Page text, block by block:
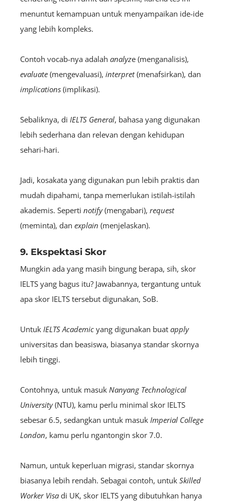
menuntut kemampuan untuk menyampaikan ide-ide
yang lebih kompleks.
Contoh vocab-nya adalah analyze (menganalisis),
evaluate (mengevaluasi), interpret(menafsirkan), dan
implications (implikasi).
Sebaliknya, di IELTS General, bahasa yang digunakan
lebih sederhana dan relevan dengan kehidupan
sehari-hari.
Jadi, kosakata yang digunakan pun lebih praktis dan
mudah dipahami, tanpa memerlukan istilah-istilah
akademis. Seperti notify(mengabari), request
(meminta), dan explain (menjelaskan).
9. Ekspektasi Skor
Mungkin ada yang masih bingung berapa, sih, skor
IELTS yang bagus itu? Jawabannya, tergantung untuk
apa skor IELTS tersebut digunakan, SoB.
Untuk IELTS Academic yang digunakan buat apply
universitas dan beasiswa, biasanya standar skornya
lebih tinggi.
Contohnya, untuk masuk Nanyang Technological
University(NTU), kamu perlu minimal skor IELTS
sebesar 6.5, sedangkan untuk masuk Imperial College
London, kamu perlu ngantongin skor 7.0.
Namun, untuk keperluan migrasi, standar skornya
biasanya lebih rendah. Sebagai contoh, untuk Skilled
Worker Visa di UK, skor IELTS yang dibutuhkan hanya